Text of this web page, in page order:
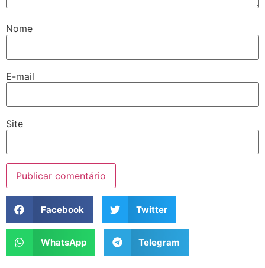
Nome
E-mail
Site
Facebook Twitter
WhatsApp Telegram